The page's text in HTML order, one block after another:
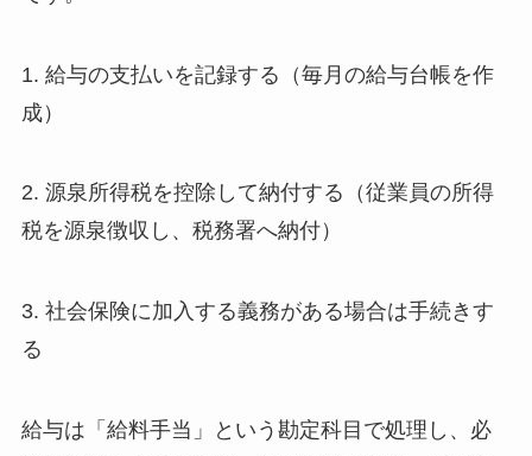
1. 給与の支払いを記録する（毎月の給与台帳を作
成）
2. 源泉所得税を控除して納付する（従業員の所得
税を源泉徴収し、税務署へ納付）
3. 社会保険に加入する義務がある場合は手続きす
る
給与は「給料手当」という勘定科目で処理し、必